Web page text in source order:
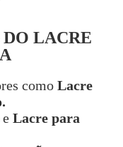
LACRE
como Lacre
e Lacre para